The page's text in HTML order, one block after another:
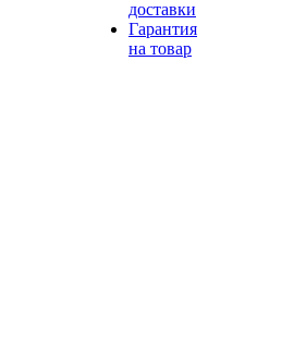
доставки
Гарантия
на товар